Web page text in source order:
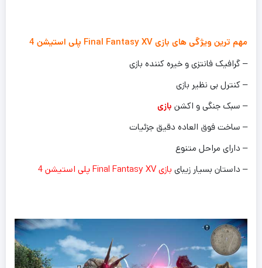
مهم ترین ویژگی های بازی Final Fantasy XV پلی استیشن 4
– گرافیک فانتزی و خیره کننده بازی
– کنترل بی نظیر بازی
– سبک جنگی و اکشن بازی
– ساخت فوق العاده دقیق جزئیات
– دارای مراحل متنوع
– داستان بسیار زیبای بازی Final Fantasy XV پلی استیشن 4